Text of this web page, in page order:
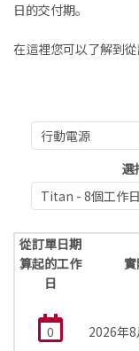
日的交付期。
在這裡您可以了解到
選
從訂單日期
算起的工作
日
0 2026年